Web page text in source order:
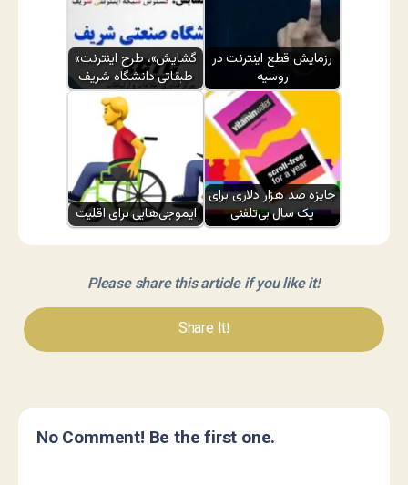
«گشایش»، طرح اینترنت
طبقاتی دانشگاه شریف
رزمایش قطع اینترنت در
روسیه
ایموجی‌هایی برای اقلیت
جایزه صد هزار دلاری برای
یک سال بی‌تلفنی
Please share this article if you like it!
Share It!
No Comment! Be the first one.